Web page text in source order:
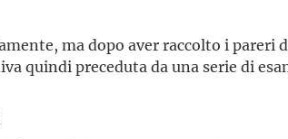
ma dopo aver raccolto i pareri
quindi preceduta da una serie di